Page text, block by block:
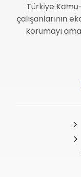
Türkiye
çalışanlarının
korumayı